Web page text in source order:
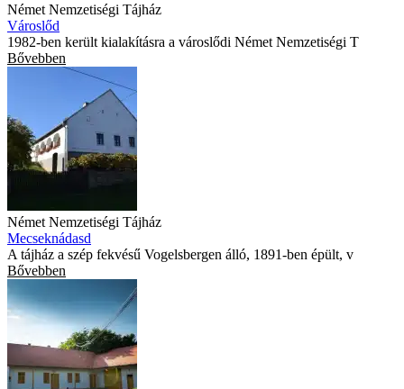
Német Nemzetiségi Tájház
Városlőd
1982-ben került kialakításra a városlődi Német Nemzetiségi T
Bővebben
Német Nemzetiségi Tájház
Mecseknádasd
A tájház a szép fekvésű Vogelsbergen álló, 1891-ben épült, v
Bővebben